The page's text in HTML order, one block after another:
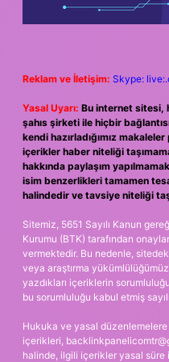
Reklam ve İletişim: Skype:
Yasal Uyarı: Bu internet sitesi,
şahıs şirketi ile hiçbir
kendi hazırladığımız
içerikler haber niteliği
hakkında paylaşım
isim benzerlikleri tamamen
halindedir ve tavsiye niteliği
Sitemiz, 5651 Sayılı Kanun
Kurumu (BTK) tarafından
vermektedir. Bu nedenle,
veya araştırma
yazdıkları içeriklerin
bu sorumluluğu kabul etmiş
Hukuka ve yasal düzenlemelere
içerikleri,
halinde, ilgili içerikler yasal süre